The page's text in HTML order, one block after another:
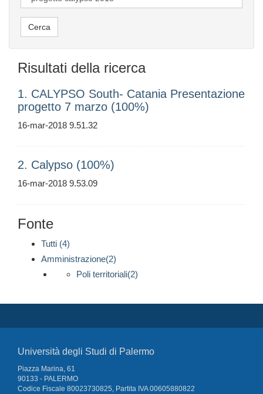
Risultati della ricerca
1. CALYPSO South- Catania Presentazione
progetto 7 marzo (100%)
16-mar-2018 9.51.32
2. Calypso (100%)
16-mar-2018 9.53.09
Fonte
Tutti (4)
Amministrazione(2)
Poli territoriali(2)
Università degli Studi di Palermo
Piazza Marina, 61
90133 - PALERMO
Codice Fiscale 80023730825, Partita IVA 00605880822